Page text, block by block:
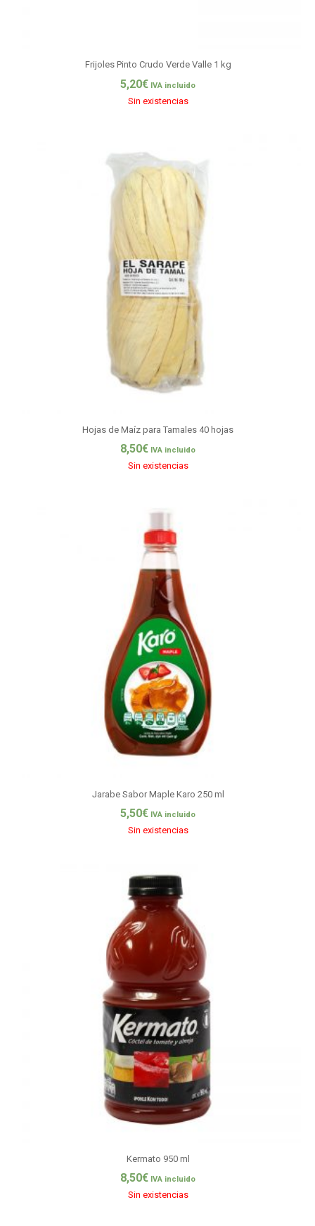
Frijoles Pinto Crudo Verde Valle 1 kg
5,20€ IVA incluido
Sin existencias
Hojas de Maíz para Tamales 40 hojas
8,50€ IVA incluido
Sin existencias
Jarabe Sabor Maple Karo 250 ml
5,50€ IVA incluido
Sin existencias
Kermato 950 ml
8,50€ IVA incluido
Sin existencias